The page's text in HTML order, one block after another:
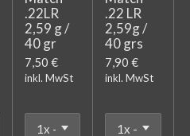
.22LR
2,59 g /
40 gr
7,50 €
inkl. MwSt
.22 LR
2,59g /
40 grs
7,90 €
inkl. MwSt